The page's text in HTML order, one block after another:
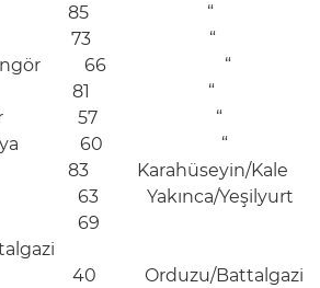
85 “
73 “
Özgüngör 66 “
Şanlı 81 “
57 “
60 “
Karahüseyin/Kale
63 Yakınca/Yeşilyurt
69
40 Orduzu/Battalgazi